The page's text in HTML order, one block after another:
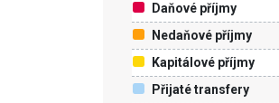
Daňové příjmy
Nedaňové příjmy
Kapitálové příjmy
Přijaté transfery